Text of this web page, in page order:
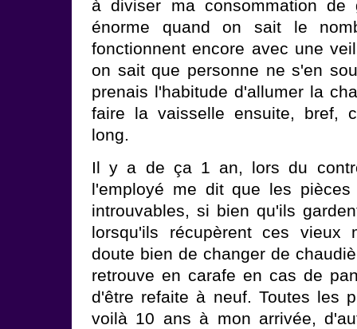
à diviser ma consommation de
énorme quand on sait le
fonctionnent encore avec une
on sait que personne ne s'en
prenais l'habitude d'allumer la
faire la vaisselle ensuite, bref,
long.
Il y a de ça 1 an, lors du
l'employé me dit que les pièces
introuvables, si bien qu'ils
lorsqu'ils récupèrent ces vieux
doute bien de changer de
retrouve en carafe en cas de
d'être refaite à neuf. Toutes les
voilà 10 ans à mon arrivée,